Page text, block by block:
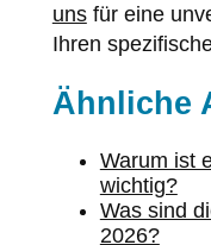
unsfür eine
Ihren
Ähnliche
Warum ist
wichtig?
Was sind
2026?